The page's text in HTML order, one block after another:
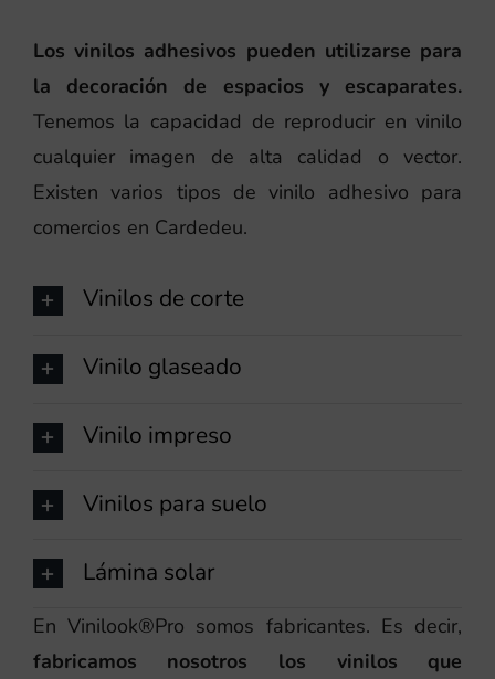
Los vinilos adhesivos pueden utilizarse para
la decoración de espacios y escaparates.
Tenemos la capacidad de reproducir en vinilo
cualquier imagen de alta calidad o vector.
Existen varios tipos de vinilo adhesivo para
comercios en Cardedeu.
Vinilos de corte
Vinilo glaseado
Vinilo impreso
Vinilos para suelo
Lámina solar
En Vinilook®Pro somos fabricantes. Es decir,
fabricamos nosotros los vinilos que